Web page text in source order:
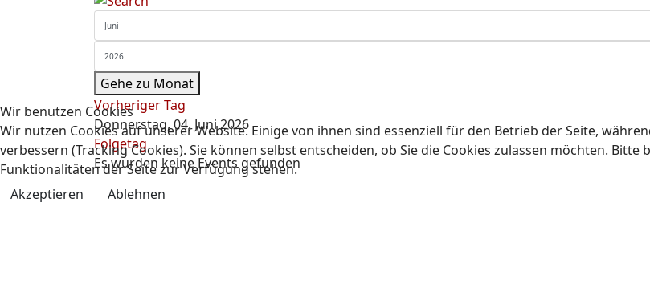
Gehe zu Monat
Vorheriger Tag
Donnerstag, 04. Juni 2026
Folgetag
Es wurden keine Events gefunden
Wir benutzen Cookies
Wir nutzen Cookies auf unserer Website. Einige von ihnen sind essenziell für den Betrieb der Seite,
verbessern (Tracking Cookies). Sie können selbst entscheiden, ob Sie die Cookies zulassen möchten.
Funktionalitäten der Seite zur Verfügung stehen.
Akzeptieren
Ablehnen